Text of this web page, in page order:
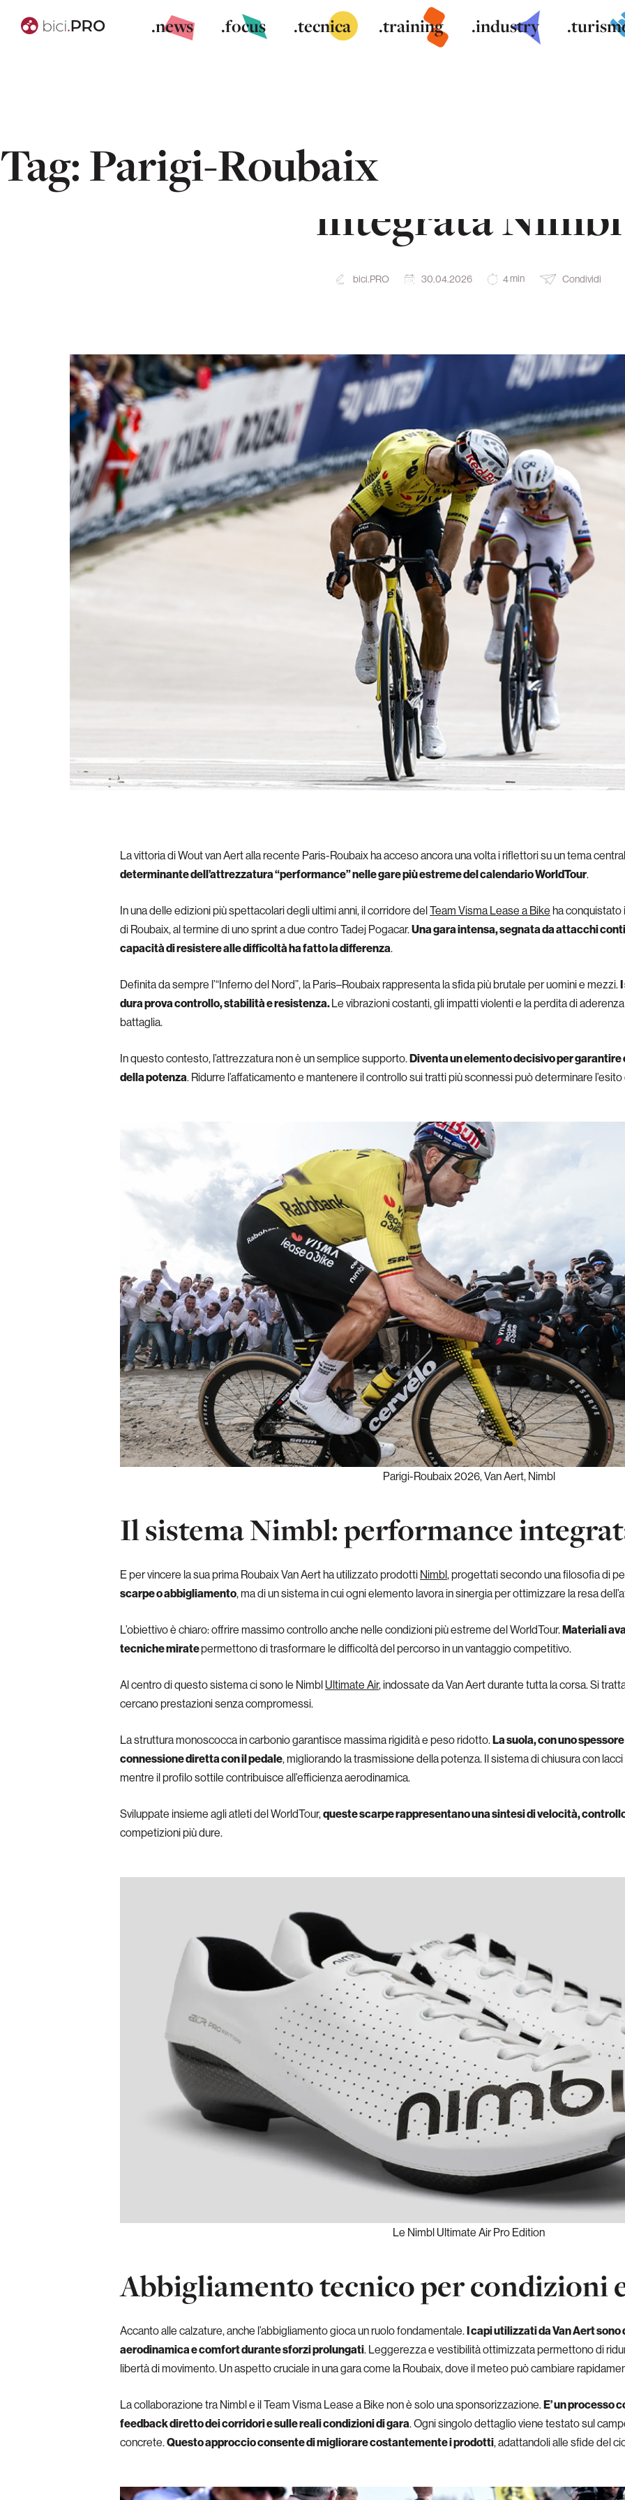
.news .focus .tecnica .training .industry
Tag:Parigi-Roubaix
Van Aert, la Roubaix e la
integrata Nimbl
bici.PRO 30.04.2026 4min Condividi
La vittoria di Wout van Aert alla recente Paris-Roubaix ha acceso ancora una volta i riflettori su un tema
determinante dell’attrezzatura “performance” nelle gare più estreme del calendario WorldTour.
In una delle edizioni più spettacolari degli ultimi anni, il corridore delTeam Visma Lease a Bike ha conquistato
di Roubaix, al termine di uno sprint a due contro Tadej Pogacar.Una gara intensa, segnata da attacchi
capacità di resistere alle difficoltà ha fatto la differenza.
Definita da sempre l’“Inferno del Nord”, la Paris–Roubaix rappresenta la sfida più brutale per uomini e mezzi.
dura prova controllo, stabilità e resistenza.Le vibrazioni costanti, gli impatti violenti e la perdita di
battaglia.
In questo contesto, l’attrezzatura non è un semplice supporto.Diventa un elemento decisivo per
della potenza. Ridurre l’affaticamento e mantenere il controllo sui tratti più sconnessi può determinare
Parigi-Roubaix 2026, Van Aert, Nimbl
Il sistema Nimbl: performance
E per vincere la sua prima Roubaix Van Aert ha utilizzato prodotti Nimbl, progettati secondo una filosofia di
scarpe o abbigliamento, ma di un sistema in cui ogni elemento lavora in sinergia per ottimizzare la resa
L’obiettivo è chiaro: offrire massimo controllo anche nelle condizioni più estreme del WorldTour.Materiali
tecniche miratepermettono di trasformare le difficoltà del percorso in un vantaggio competitivo.
Al centro di questo sistema ci sono le NimblUltimate Air, indossate da Van Aert durante tutta la corsa. Si
cercano prestazioni senza compromessi.
La struttura monoscocca in carbonio garantisce massima rigidità e peso ridotto.La suola, con uno
connessione diretta con il pedale, migliorando la trasmissione della potenza. Il sistema di chiusura con
mentre il profilo sottile contribuisce all’efficienza aerodinamica.
Sviluppate insieme agli atleti del WorldTour,queste scarpe rappresentano una sintesi di velocità,
competizioni più dure.
Le Nimbl Ultimate Air Pro Edition
Abbigliamento tecnico per condizioni
Accanto alle calzature, anche l’abbigliamento gioca un ruolo fondamentale.I capi utilizzati da Van Aert
aerodinamica e comfort durante sforzi prolungati. Leggerezza e vestibilità ottimizzata permettono di
libertà di movimento. Un aspetto cruciale in una gara come la Roubaix, dove il meteo può cambiare
La collaborazione tra Nimbl e il Team Visma Lease a Bike non è solo una sponsorizzazione.E’ un processo
feedback diretto dei corridori e sulle reali condizioni di gara. Ogni singolo dettaglio viene testato sul
concrete.Questo approccio consente di migliorare costantemente i prodotti, adattandoli alle sfide del